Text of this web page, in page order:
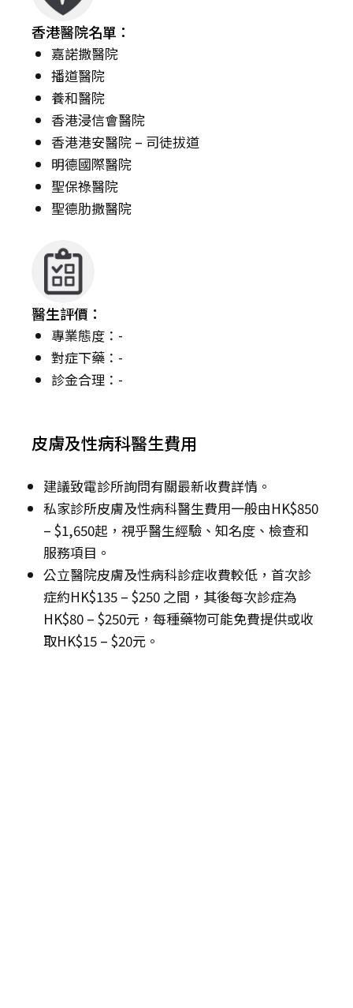
香港醫院名單：
嘉諾撒醫院
播道醫院
養和醫院
香港浸信會醫院
香港港安醫院 – 司徒拔道
明德國際醫院
聖保祿醫院
聖德肋撒醫院
醫生評價：
專業態度：-
對症下藥：-
診金合理：-
皮膚及性病科醫生費用
建議致電診所詢問有關最新收費詳情。
私家診所皮膚及性病科醫生費用一般由HK$850
– $1,650起，視乎醫生經驗、知名度、檢查和
服務項目。
公立醫院皮膚及性病科診症收費較低，首次診
症約HK$135 – $250 之間，其後每次診症為
HK$80 – $250元，每種藥物可能免費提供或收
取HK$15 – $20元。